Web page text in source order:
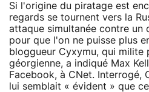
Si l'origine du piratage est
regards se tournent vers la
attaque simultanée contre un
pour que l'on ne puisse plus
bloggueur Cyxymu, qui milite
géorgienne, a indiqué Max
Facebook, à CNet. Interrogé,
lui semblait « évident » que